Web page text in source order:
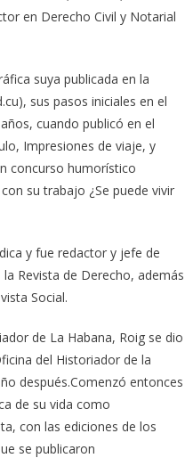
en Derecho Civil y Notarial
suya publicada en la
sus pasos iniciales en el
cuando publicó en el
Impresiones de viaje, y
concurso humorístico
su trabajo ¿Se puede vivir
y fue redactor y jefe de
Revista de Derecho, además
Social.
de La Habana, Roig se dio
del Historiador de la
después.Comenzó entonces
de su vida como
con las ediciones de los
se publicaron